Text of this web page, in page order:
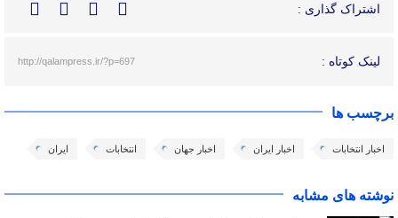
اشتراک گذاری :
لینک کوتاه : http://qalampress.ir/?p=697
برچسب ها
اخبار انتخابات اخبار ایران اخبار جهان انتخابات ایران
نوشته های مشابه